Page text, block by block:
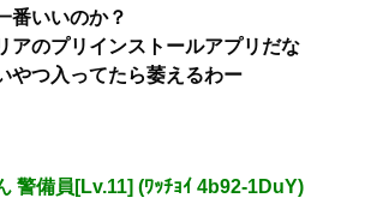
番いいのか？
アのプリインストールアプリだな
やつ入ってたら萎えるわー
警備員[Lv.11] (ﾜｯﾁｮｲ 4b92-1DuY)